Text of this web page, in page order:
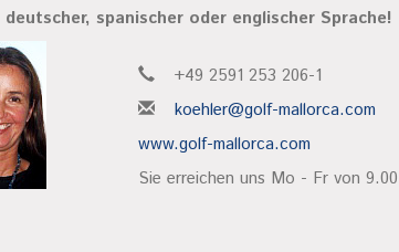
deutscher, spanischer oder englischer Sprache!
+49 2591 253 206-1
koehler@golf-mallorca.com
www.golf-mallorca.com
Sie erreichen uns Mo - Fr von